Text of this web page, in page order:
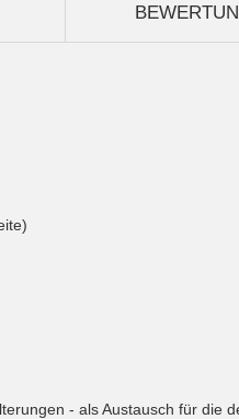
- als Austausch für die